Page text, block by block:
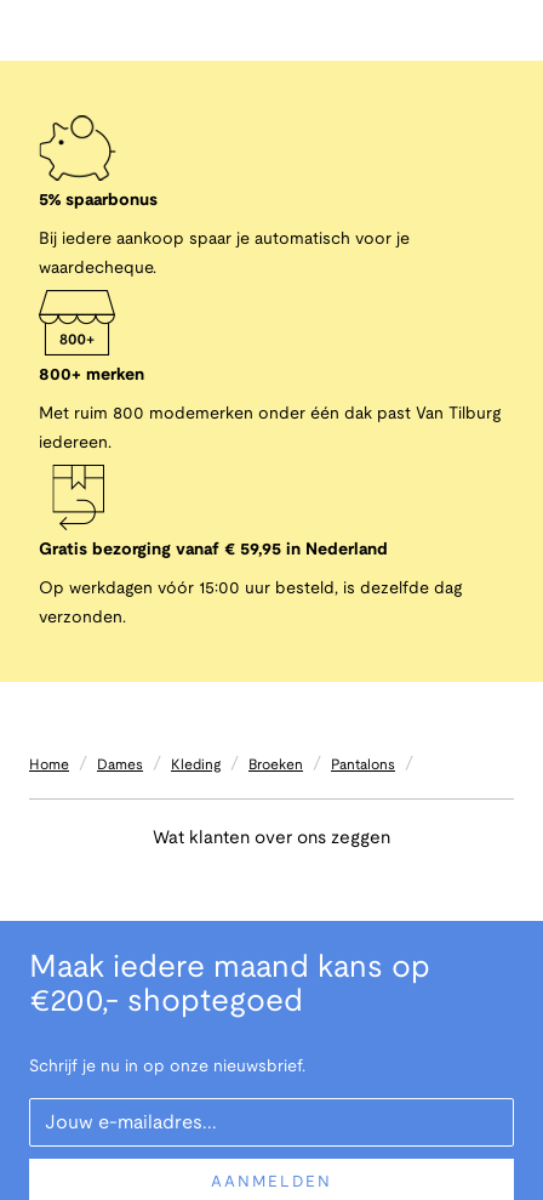
5% spaarbonus
Bij iedere aankoop spaar je automatisch voor je
waardecheque.
800+ merken
Met ruim 800 modemerken onder één dak past Van Tilburg
iedereen.
Gratis bezorging vanaf € 59,95 in Nederland
Op werkdagen vóór 15:00 uur besteld, is dezelfde dag
verzonden.
Home / Dames / Kleding / Broeken / Pantalons /
Wat klanten over ons zeggen
Maak iedere maand kans op
€200,- shoptegoed
Schrijf je nu in op onze nieuwsbrief.
Your Email
AANMELDEN